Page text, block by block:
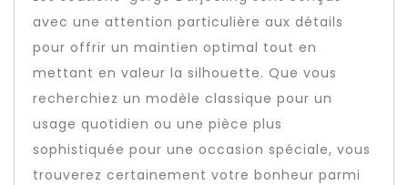
avec une attention particulière aux détails
pour offrir un maintien optimal tout en
mettant en valeur la silhouette. Que vous
recherchiez un modèle classique pour un
usage quotidien ou une pièce plus
sophistiquée pour une occasion spéciale, vous
trouverez certainement votre bonheur parmi